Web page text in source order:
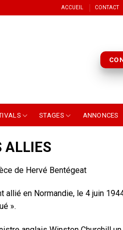
ACCUEIL CONTACT
STAGES ANNONCES
ALLIES
de Hervé Bentégeat
allié en Normandie, le 4 juin
».